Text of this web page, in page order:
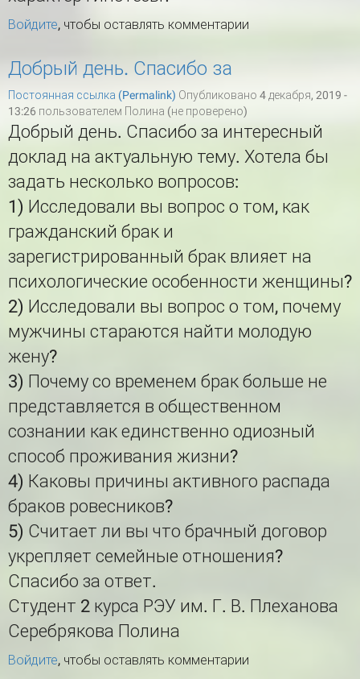
Войдите, чтобы оставлять комментарии
Добрый день. Спасибо за
Постоянная ссылка (Permalink) Опубликовано 4 декабря, 2019 -
13:26 пользователем Полина (не проверено)
Добрый день. Спасибо за интересный
доклад на актуальную тему. Хотела бы
задать несколько вопросов:
1) Исследовали вы вопрос о том, как
гражданский брак и
зарегистрированный брак влияет на
психологические особенности женщины?
2) Исследовали вы вопрос о том, почему
мужчины стараются найти молодую
жену?
3) Почему со временем брак больше не
представляется в общественном
сознании как единственно одиозный
способ проживания жизни?
4) Каковы причины активного распада
браков ровесников?
5) Считает ли вы что брачный договор
укрепляет семейные отношения?
Спасибо за ответ.
Студент 2 курса РЭУ им. Г. В. Плеханова
Серебрякова Полина
Войдите, чтобы оставлять комментарии